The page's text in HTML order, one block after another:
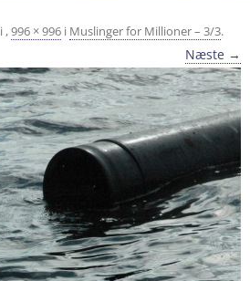
i ,996 × 996 i Muslinger for Millioner – 3/3.
Næste →